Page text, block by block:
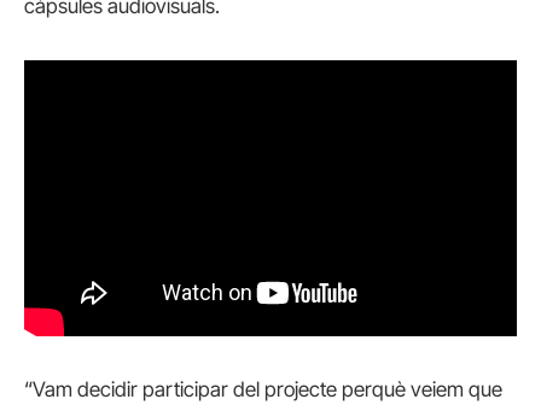
càpsules audiovisuals.
“Vam decidir participar del projecte perquè veiem que